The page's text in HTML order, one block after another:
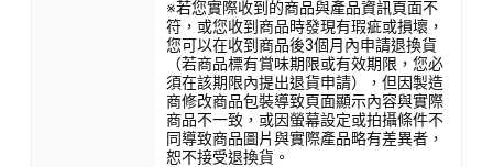
※若您實際收到的商品與產品資訊頁面不
符，或您收到商品時發現有瑕疵或損壞，
您可以在收到商品後3個月內申請退換貨
（若商品標有賞味期限或有效期限，您必
須在該期限內提出退貨申請），但因製造
商修改商品包裝導致頁面顯示內容與實際
商品不一致，或因螢幕設定或拍攝條件不
同導致商品圖片與實際產品略有差異者，
恕不接受退換貨。